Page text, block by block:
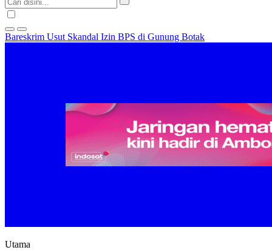
Bareskrim Usut Skandal Izin BPS di Gunung Botak
Utama